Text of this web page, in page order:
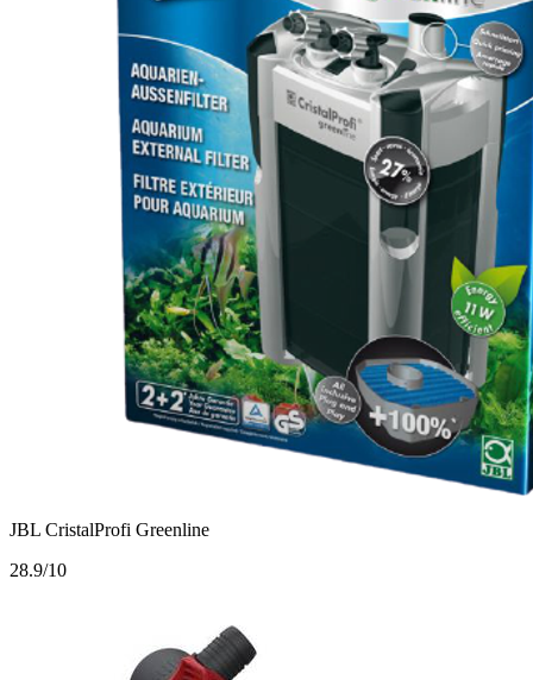
JBL CristalProfi Greenline
28.9/10